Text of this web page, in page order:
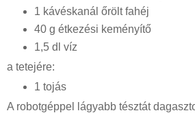
1 kávéskanál őrölt fahéj
40 g étkezési keményítő
1,5 dl víz
a tetejére:
1 tojás
A robotgéppel lágyabb tésztát